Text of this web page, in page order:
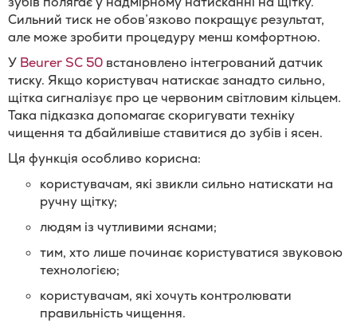
Сильний тиск не обов’язково покращує результат,
але може зробити процедуру менш комфортною.
У Beurer SC 50 встановлено інтегрований датчик
тиску. Якщо користувач натискає занадто сильно,
щітка сигналізує про це червоним світловим кільцем.
Така підказка допомагає скоригувати техніку
чищення та дбайливіше ставитися до зубів і ясен.
Ця функція особливо корисна:
користувачам, які звикли сильно натискати на
ручну щітку;
людям із чутливими яснами;
тим, хто лише починає користуватися звуковою
технологією;
користувачам, які хочуть контролювати
правильність чищення.